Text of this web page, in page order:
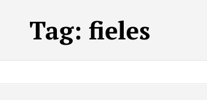
Tag: fieles